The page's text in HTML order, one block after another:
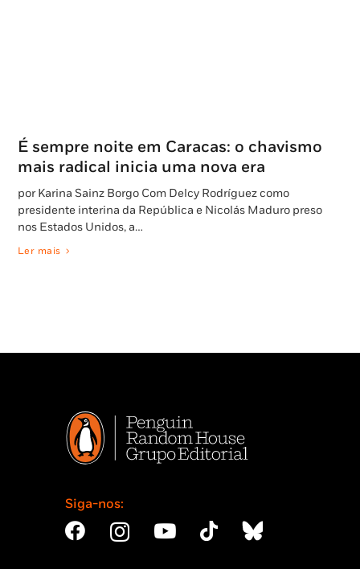
É sempre noite em Caracas: o chavismo
mais radical inicia uma nova era
por Karina Sainz Borgo Com Delcy Rodríguez como
presidente interina da República e Nicolás Maduro preso
nos Estados Unidos, a…
Ler mais
Siga-nos: